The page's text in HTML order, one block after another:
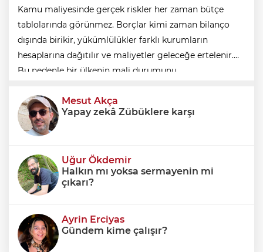
Kamu maliyesinde gerçek riskler her zaman bütçe
tablolarında görünmez. Borçlar kimi zaman bilanço
dışında birikir, yükümlülükler farklı kurumların
hesaplarına dağıtılır ve maliyetler geleceğe ertelenir.
Bu nedenle bir ülkenin mali durumunu
borç stok
Mesut Akça
Yapay zekâ Zübüklere karşı
Uğur Ökdemir
Halkın mı yoksa sermayenin mi
çıkarı?
Ayrin Erciyas
Gündem kime çalışır?